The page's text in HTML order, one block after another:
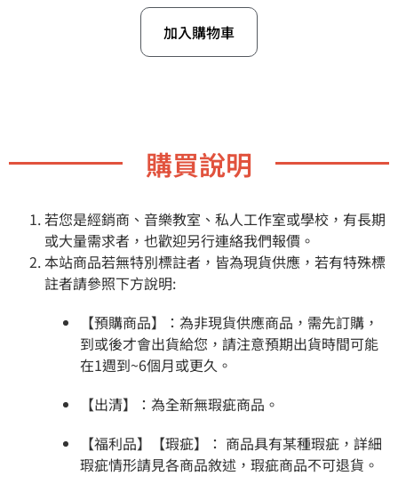
加入購物車
購買說明
若您是經銷商、音樂教室、私人工作室或學校，有長期
或大量需求者，也歡迎另行連絡我們報價。
本站商品若無特別標註者，皆為現貨供應，若有特殊標
註者請參照下方說明:
【預購商品】：為非現貨供應商品，需先訂購，
到或後才會出貨給您，請注意預期出貨時間可能
在1週到~6個月或更久。
【出清】：為全新無瑕疵商品。
【福利品】【瑕疵】： 商品具有某種瑕疵，詳細
瑕疵情形請見各商品敘述，瑕疵商品不可退貨。